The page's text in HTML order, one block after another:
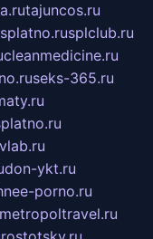
tajuncos.ru
splclub.ru
cleanmedicine.ru
seks-365.ru
don-ykt.ru
porno.ru
metropoltravel.ru